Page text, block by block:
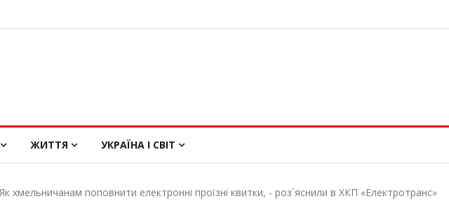
ЖИТТЯ УКРАЇНА І СВІТ
Як хмельничанам поповнити електронні проїзні квитки, - роз`яснили в ХКП «Електротранс»